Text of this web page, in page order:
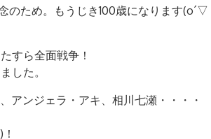
のため。もうじき100歳になります(o´▽
すら全面戦争！
した。
アンジェラ・アキ、相川七瀬・・・・